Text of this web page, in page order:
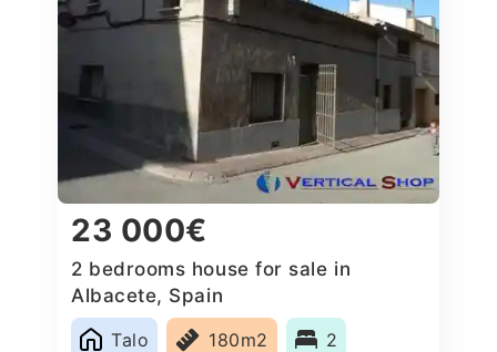
23 000€
2 bedrooms house for sale in
Albacete, Spain
Talo
180m2 2